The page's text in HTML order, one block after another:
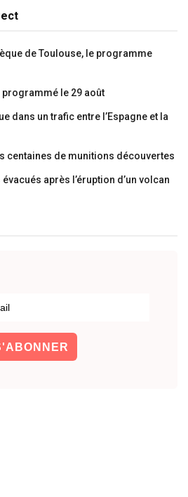
de Toulouse, le programme
programmé le 29 août
dans un trafic entre l’Espagne et la
centaines de munitions découvertes
après l’éruption d’un volcan